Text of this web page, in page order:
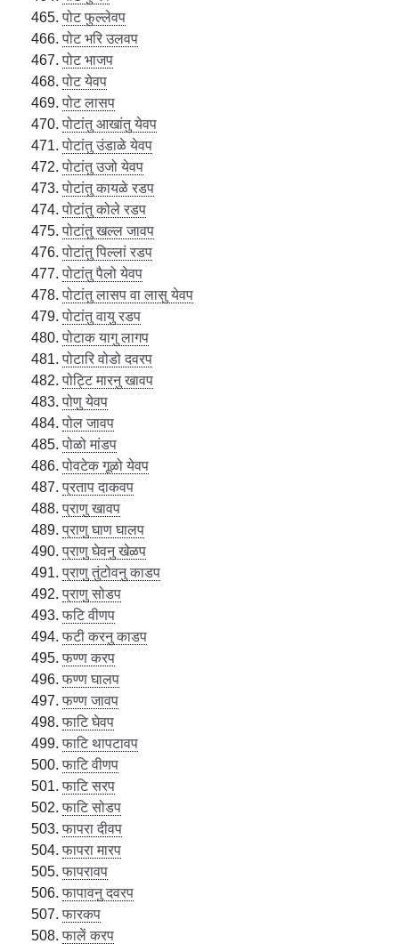
पोट फुल्लेवप
पोट भरि उलवप
पोट भाजप
पोट येवप
पोट लासप
पोटांतु आखांतु येवप
पोटांतु उंडाळे येवप
पोटांतु उजो येवप
पोटांतु कायळे रडप
पोटांतु कोले रडप
पोटांतु खल्ल जावप
पोटांतु पिल्लां रडप
पोटांतु पैलो येवप
पोटांतु लासप वा लासु येवप
पोटांतु वायु रडप
पोटाक यागु लागप
पोटारि वोडो दवरप
पोट्टि मारनु खावप
पोणु येवप
पोल जावप
पोळो मांडप
पोवटेक गूळो येवप
प्रताप दाकवप
प्राणु खावप
प्राणु घाण घालप
प्राणु घेवनु खेळप
प्राणु तुंटोवनु काडप
प्राणु सोडप
फटि वीणप
फटी करनु काडप
फण्ण करप
फण्ण घालप
फण्ण जावप
फाटि घेवप
फाटि थापटावप
फाटि वीणप
फाटि सरप
फाटि सोडप
फापरा दीवप
फापरा मारप
फापरावप
फापावनु दवरप
फारकप
फालें करप